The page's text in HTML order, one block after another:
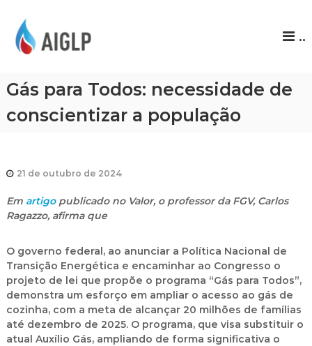
P
..
Gás para Todos: necessidade de
conscientizar a população
21 de outubro de 2024
Em artigopublicado no Valor, o professor da FGV, Carlos
Ragazzo, afirma que
O governo federal, ao anunciar a Política Nacional de
Transição Energética e encaminhar ao Congresso o
projeto de lei que propõe o programa “Gás para Todos”,
demonstra um esforço em ampliar o acesso ao gás de
cozinha, com a meta de alcançar 20 milhões de famílias
até dezembro de 2025. O programa, que visa substituir o
atual Auxílio Gás, ampliando de forma significativa o